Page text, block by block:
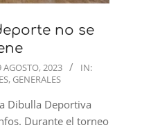
no se
AGOSTO, 2023
IN:
, GENERALES
Dibulla Deportiva
Durante el torneo